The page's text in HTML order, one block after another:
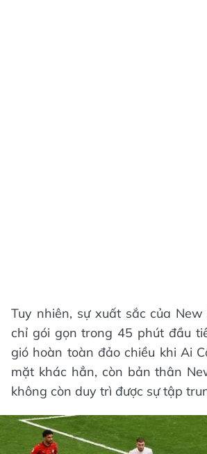
Tuy nhiên, sự xuất sắc của
chỉ gói gọn trong 45 phút đầu
gió hoàn toàn đảo chiều khi Ai
mặt khác hẳn, còn bản thân
không còn duy trì được sự tập